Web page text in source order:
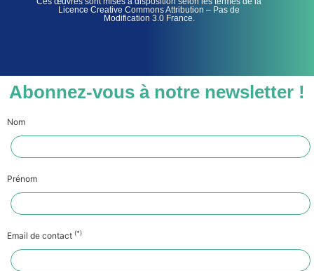
Licence Creative Commons Attribution – Pas de
Modification 3.0 France.
Abonnez-vous à notre newsletter !
Nom
Prénom
Email de contact (*)